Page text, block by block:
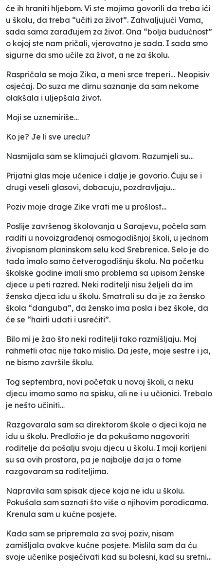
će ih hraniti hljebom. Vi ste mojima govorili da treba ići
u školu, da treba “učiti za život”. Zahvaljujući Vama,
sada sama zarađujem za život. Ona “bolja budućnost”
o kojoj ste nam pričali, vjerovatno je sada. I sada smo
sigurne da smo učile za život, a ne za školu.
Raspričala se moja Zika, a meni srce treperi… Neopisiv
osjećaj. Do suza me dirnu saznanje da sam nekome
olakšala i uljepšala život.
Moji se uznemiriše…
Ko je? Je li sve uredu?
Nasmijala sam se klimajući glavom. Razumjeli su…
Prijatni glas moje učenice i dalje je govorio. Čuju se i
drugi veseli glasovi, dobacuju, pozdravljaju…
Poziv moje drage Zike vrati me u prošlost…
Poslije završenog školovanja u Sarajevu, počela sam
raditi u novoizgrađenoj osmogodišnjoj školi, u jednom
živopisnom planinskom selu kod Srebrenice. Selo je do
tada imalo samo četverogodišnju školu. Na početku
školske godine imali smo problema sa upisom ženske
djece u peti razred. Neki roditelji nisu željeli da im
ženska djeca idu u školu. Smatrali su da je za žensko
škola “danguba”, da žensko ima posla i bez škole, da
će se “hairli udati i usrećiti”.
Bilo mi je žao što neki roditelji tako razmišljaju. Moj
rahmetli otac nije tako mislio. Da jeste, moje sestre i ja,
ne bismo završile školu.
Tog septembra, novi početak u novoj školi, a neku
djecu imamo samo na spisku, ali ne i u učionici. Trebalo
je nešto učiniti…
Razgovarala sam sa direktorom škole o djeci koja ne
idu u školu. Predložio je da pokušamo nagovoriti
roditelje da pošalju svoju djecu u školu. I moji korijeni
su sa ovih prostora, pa je najbolje da ja o tome
razgovaram sa roditeljima.
Napravila sam spisak djece koja ne idu u školu.
Pokušala sam saznati što više o njihovim porodicama.
Krenula sam u kućne posjete.
Kada sam se pripremala za svoj poziv, nisam
zamišljala ovakve kućne posjete. Mislila sam da ću
svoje učenike posjećivati kad su bolesni, kad su sretni…